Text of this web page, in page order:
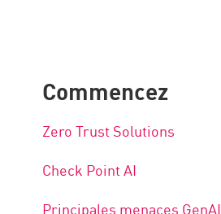
Commencez
Zero Trust Solutions
Check Point AI
Principales menaces GenAI